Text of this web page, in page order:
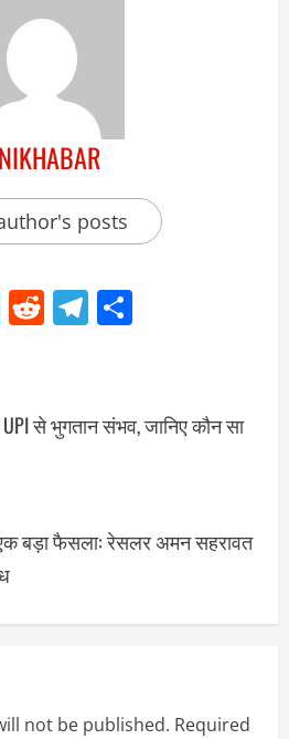
posts
LinkedIn
RedditTelegram
से भुगतान संभव, जानिए कौन सा
बड़ा फैसला: रेसलर अमन सहरावत
not be published. Required